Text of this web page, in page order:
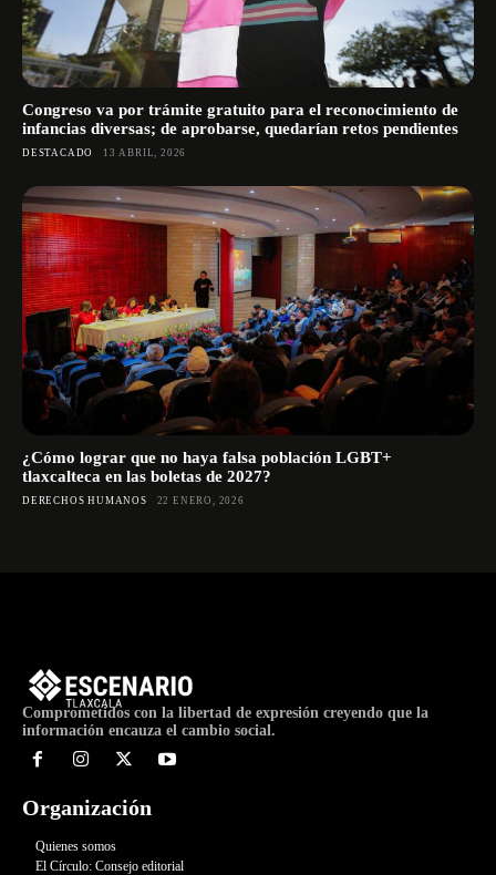
Congreso va por trámite gratuito para el reconocimiento de
infancias diversas; de aprobarse, quedarían retos pendientes
DESTACADO 13 ABRIL, 2026
¿Cómo lograr que no haya falsa población LGBT+
tlaxcalteca en las boletas de 2027?
DERECHOS HUMANOS 22 ENERO, 2026
Comprometidos con la libertad de expresión creyendo que la
información encauza el cambio social.
Organización
Quienes somos
El Círculo: Consejo editorial